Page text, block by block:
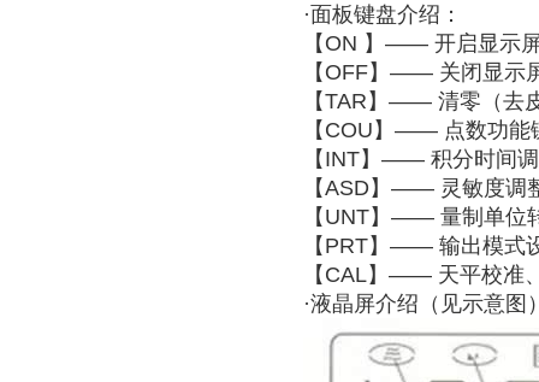
·面板键盘介绍：
【ON 】—— 开启显示
【OFF】—— 关闭显示
【TAR】—— 清零（去
【COU】—— 点数功能
【INT】—— 积分时间
【ASD】—— 灵敏度调
【UNT】—— 量制单位
【PRT】—— 输出模式
【CAL】—— 天平校准
·液晶屏介绍（见示意图